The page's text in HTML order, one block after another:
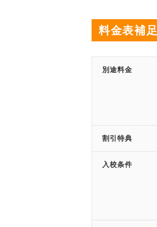
料金表補足
別途料金
割引特典
入校条件